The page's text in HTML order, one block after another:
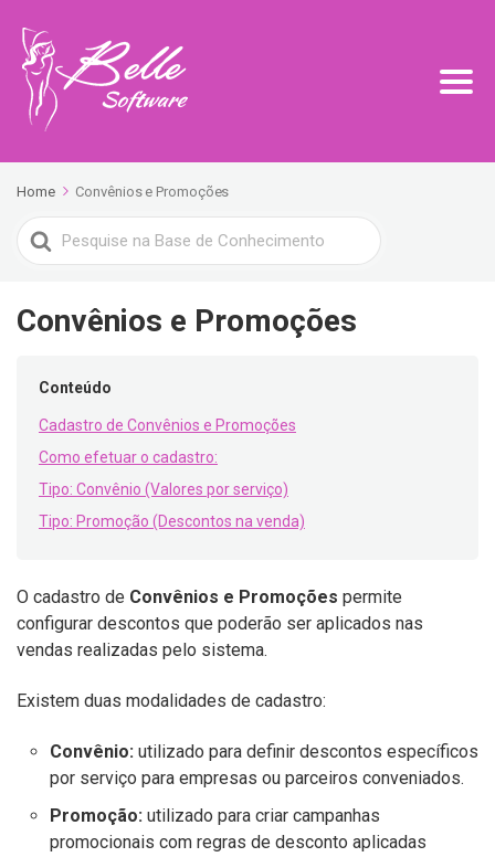
Home Convênios e Promoções
Search
For
Convênios e Promoções
Conteúdo
Cadastro de Convênios e Promoções
Como efetuar o cadastro:
Tipo: Convênio (Valores por serviço)
Tipo: Promoção (Descontos na venda)
O cadastro de Convênios e Promoções permite
configurar descontos que poderão ser aplicados nas
vendas realizadas pelo sistema.
Existem duas modalidades de cadastro:
Convênio: utilizado para definir descontos específicos
por serviço para empresas ou parceiros conveniados.
Promoção: utilizado para criar campanhas
promocionais com regras de desconto aplicadas